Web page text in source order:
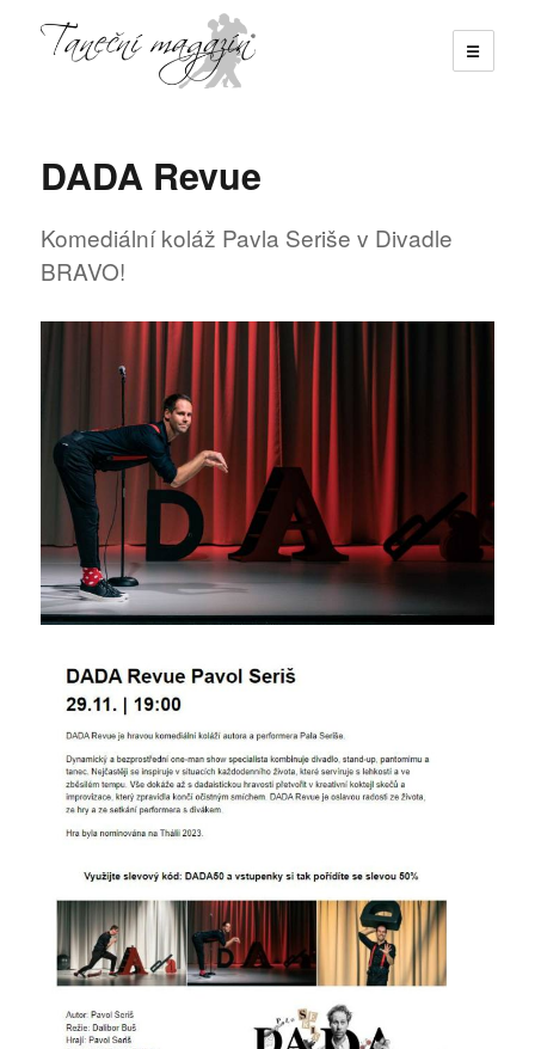
☰
DADA Revue
Komediální koláž Pavla Seriše v Divadle
BRAVO!